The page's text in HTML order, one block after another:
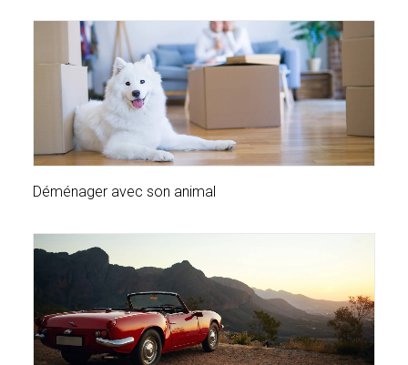
Déménager avec son animal